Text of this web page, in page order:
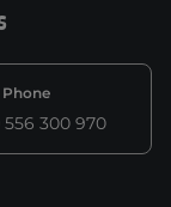
Phone
556 300 970